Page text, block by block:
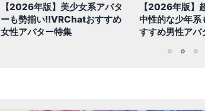
【2026年版】美少女系アバタ
ーも勢揃い!!VRChatおすすめ
女性アバター特集
【2026年版】
中性的な少年
すすめ男性アバ